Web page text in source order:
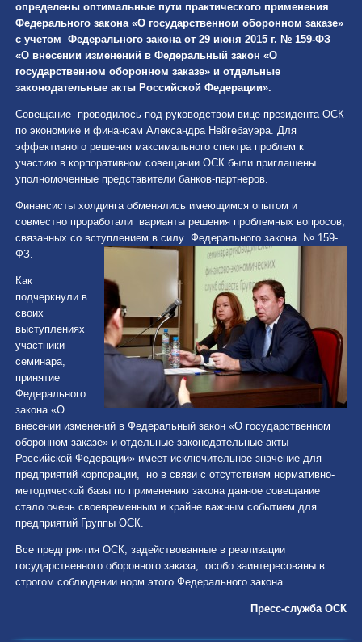
определены оптимальные пути практического применения
Федерального закона «О государственном оборонном заказе»
с учетом Федерального закона от 29 июня 2015 г. № 159-ФЗ
«О внесении изменений в Федеральный закон «О
государственном оборонном заказе» и отдельные
законодательные акты Российской Федерации».
Совещание проводилось под руководством вице-президента ОСК
по экономике и финансам Александра Нейгебауэра. Для
эффективного решения максимального спектра проблем к
участию в корпоративном совещании ОСК были приглашены
уполномоченные представители банков-партнеров.
Финансисты холдинга обменялись имеющимся опытом и
совместно проработали варианты решения проблемных вопросов,
связанных со вступлением в силу Федерального закона № 159-
ФЗ.
Как
подчеркнули в
своих
выступлениях
участники
семинара,
принятие
Федерального
закона «О
внесении изменений в Федеральный закон «О государственном
оборонном заказе» и отдельные законодательные акты
Российской Федерации» имеет исключительное значение для
предприятий корпорации, но в связи с отсутствием нормативно-
методической базы по применению закона данное совещание
стало очень своевременным и крайне важным событием для
предприятий Группы ОСК.
Все предприятия ОСК, задействованные в реализации
государственного оборонного заказа, особо заинтересованы в
строгом соблюдении норм этого Федерального закона.
Пресс-служба ОСК